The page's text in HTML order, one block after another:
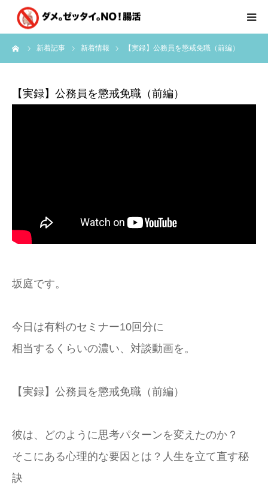
新着記事 新着情報 【実録】公務員を懲戒免職（前編）
【実録】公務員を懲戒免職（前編）
坂庭です。
今日は有料のセミナー10回分に
相当するくらいの濃い、対談動画を。
【実録】公務員を懲戒免職（前編）
彼は、どのように思考パターンを変えたのか？
そこにある心理的な要因とは？人生を立て直す秘
訣
はじめに
講師実績